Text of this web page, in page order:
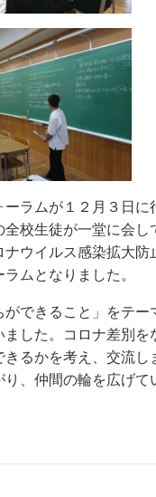
ラムが１２月３日
全校生徒が一堂に会
ウイルス感染拡大
ムとなりました。
ができること」をテ
した。コロナ差別
るかを考え、交流
、仲間の輪を広げて